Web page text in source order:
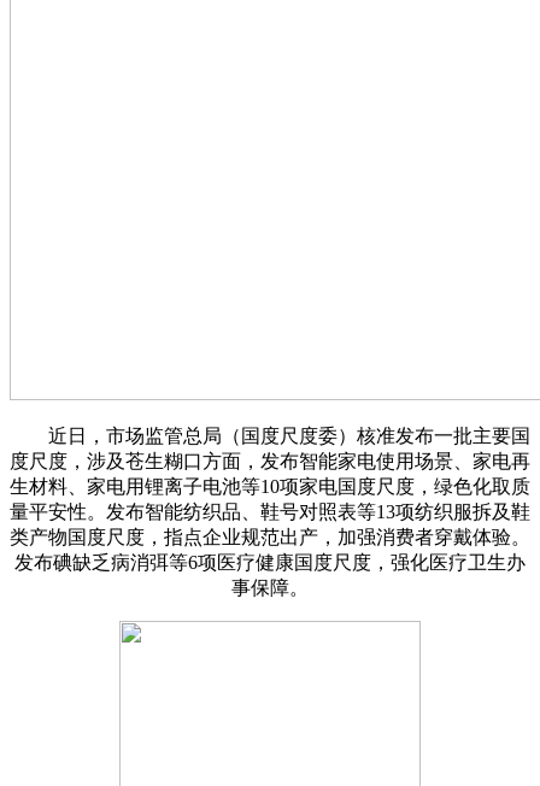
近日，市场监管总局（国度尺度委）核准发布一批主要国
度尺度，涉及苍生糊口方面，发布智能家电使用场景、家电再
生材料、家电用锂离子电池等10项家电国度尺度，绿色化取质
量平安性。发布智能纺织品、鞋号对照表等13项纺织服拆及鞋
类产物国度尺度，指点企业规范出产，加强消费者穿戴体验。
发布碘缺乏病消弭等6项医疗健康国度尺度，强化医疗卫生办
事保障。